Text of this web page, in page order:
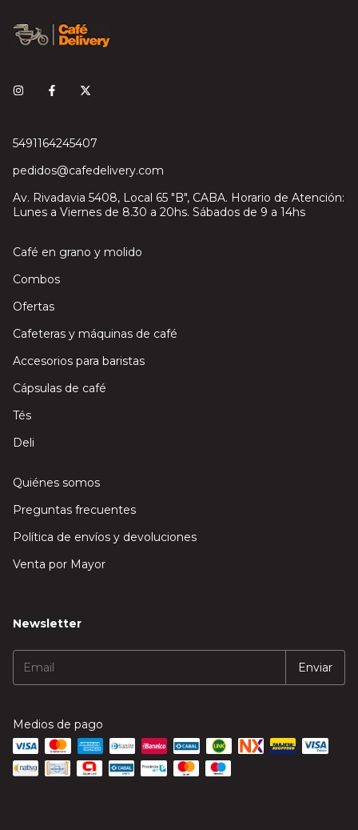
5491164245407
pedidos@cafedelivery.com
Av. Rivadavia 5408, Local 65 "B", CABA. Horario de Atención:
Lunes a Viernes de 8.30 a 20hs. Sábados de 9 a 14hs
Café en grano y molido
Combos
Ofertas
Cafeteras y máquinas de café
Accesorios para baristas
Cápsulas de café
Tés
Deli
Quiénes somos
Preguntas frecuentes
Política de envíos y devoluciones
Venta por Mayor
Newsletter
Medios de pago